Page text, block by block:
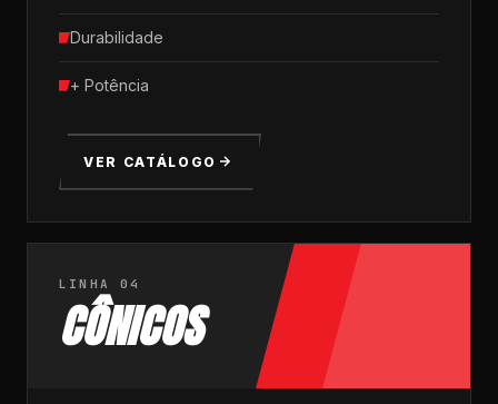
Durabilidade
+ Potência
VER CATÁLOGO
LINHA 04
CÔNICOS